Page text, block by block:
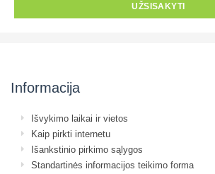
UŽSISAKYTI
Informacija
Išvykimo laikai ir vietos
Kaip pirkti internetu
Išankstinio pirkimo sąlygos
Standartinės informacijos teikimo forma